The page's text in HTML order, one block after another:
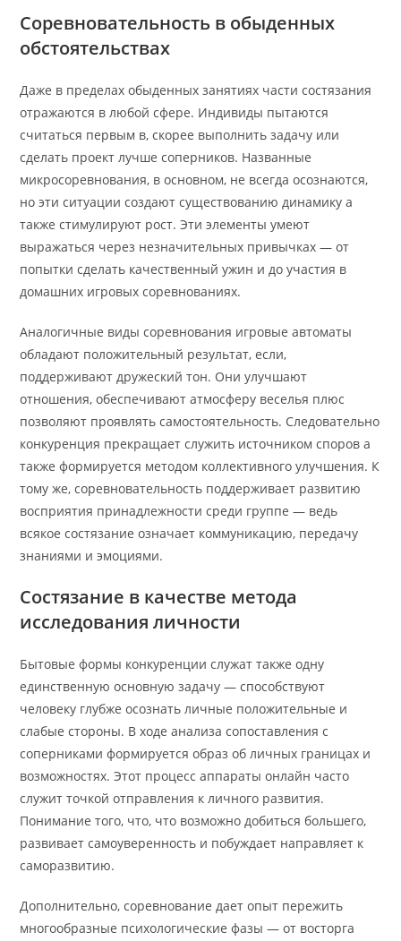
Соревновательность в обыденных
обстоятельствах
Даже в пределах обыденных занятиях части состязания
отражаются в любой сфере. Индивиды пытаются
считаться первым в, скорее выполнить задачу или
сделать проект лучше соперников. Названные
микросоревнования, в основном, не всегда осознаются,
но эти ситуации создают существованию динамику а
также стимулируют рост. Эти элементы умеют
выражаться через незначительных привычках — от
попытки сделать качественный ужин и до участия в
домашних игровых соревнованиях.
Аналогичные виды соревнования игровые автоматы
обладают положительный результат, если,
поддерживают дружеский тон. Они улучшают
отношения, обеспечивают атмосферу веселья плюс
позволяют проявлять самостоятельность. Следовательно
конкуренция прекращает служить источником споров а
также формируется методом коллективного улучшения. К
тому же, соревновательность поддерживает развитию
восприятия принадлежности среди группе — ведь
всякое состязание означает коммуникацию, передачу
знаниями и эмоциями.
Состязание в качестве метода
исследования личности
Бытовые формы конкуренции служат также одну
единственную основную задачу — способствуют
человеку глубже осознать личные положительные и
слабые стороны. В ходе анализа сопоставления с
соперниками формируется образ об личных границах и
возможностях. Этот процесс аппараты онлайн часто
служит точкой отправления к личного развития.
Понимание того, что, что возможно добиться большего,
развивает самоуверенность и побуждает направляет к
саморазвитию.
Дополнительно, соревнование дает опыт пережить
многообразные психологические фазы — от восторга